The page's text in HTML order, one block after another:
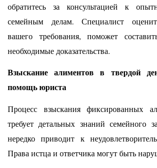
обратитесь за консультацией к
семейным делам. Специалист оценит
вашего требования, поможет
необходимые доказательства.
Взыскание алиментов в твердой
помощь юриста
Процесс взыскания фиксированных
требует детальных знаний семейного
нередко приводит к
Права истца и ответчика могут быть